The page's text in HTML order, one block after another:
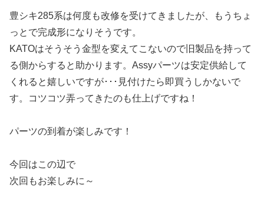
豊シキ285系は何度も改修を受けてきましたが、もうちょ
っとで完成形になりそうです。
KATOはそうそう金型を変えてこないので旧製品を持って
る側からすると助かります。Assyパーツは安定供給して
くれると嬉しいですが･･･見付けたら即買うしかないで
す。コツコツ弄ってきたのも仕上げですね！
パーツの到着が楽しみです！
今回はこの辺で
次回もお楽しみに～